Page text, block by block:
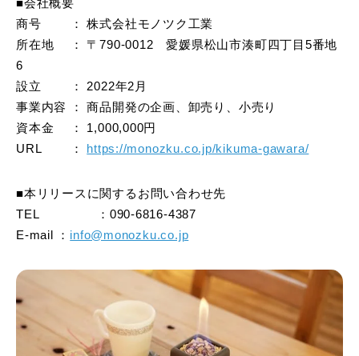
■会社概要
商号 ： 株式会社モノツク工業
所在地 ： 〒790-0012 愛媛県松山市湊町四丁目5番地
6
設立 ： 2022年2月
事業内容 ： 商品開発の企画、卸売り、小売り
資本金 ： 1,000,000円
URL ：
https://monozku.co.jp/kikuma-gawara/
■本リリースに関するお問い合わせ先
TEL ：090-6816-4387
E-mail ： info@monozku.co.jp